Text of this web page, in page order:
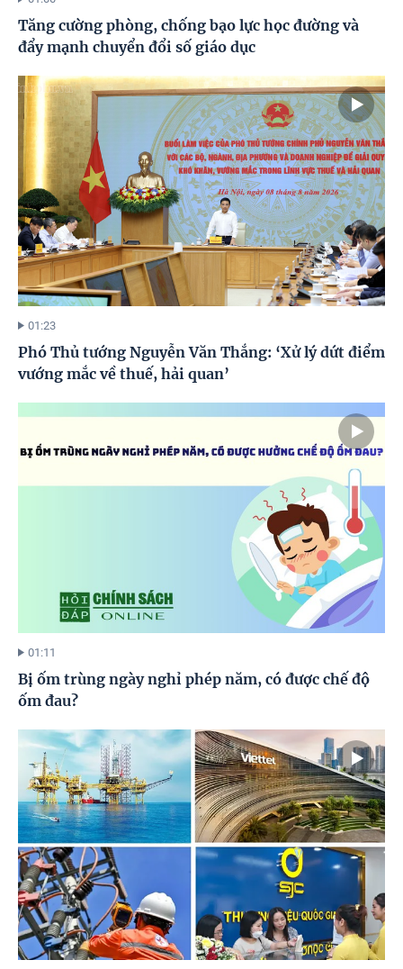
Tăng cường phòng, chống bạo lực học đường và
đẩy mạnh chuyển đổi số giáo dục
01:23
Phó Thủ tướng Nguyễn Văn Thắng: ‘Xử lý dứt điểm
vướng mắc về thuế, hải quan’
01:11
Bị ốm trùng ngày nghỉ phép năm, có được chế độ
ốm đau?